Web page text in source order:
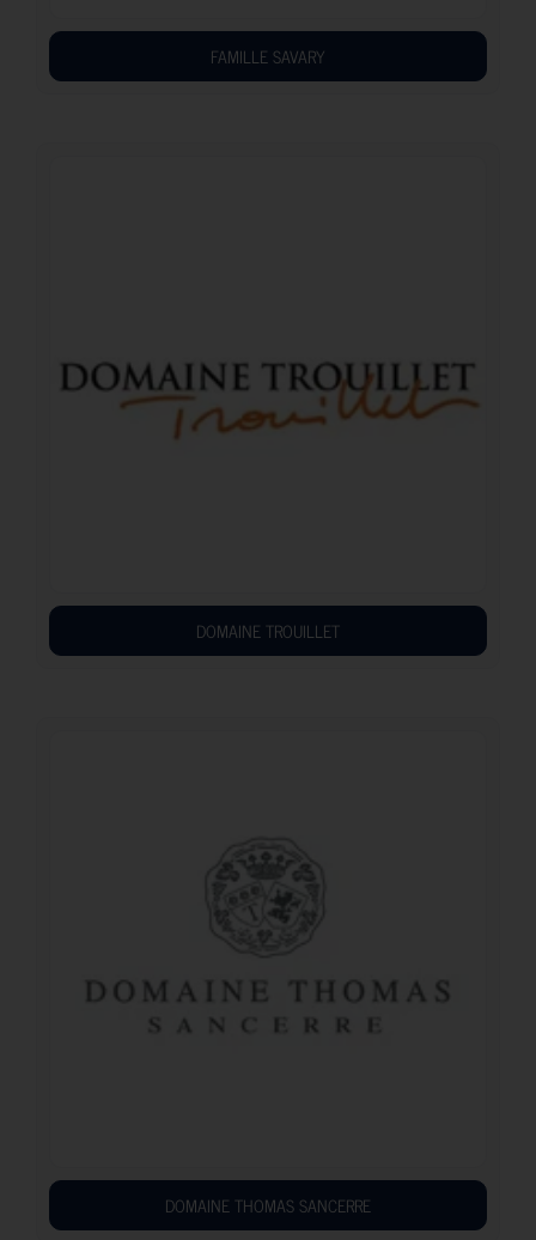
FAMILLE SAVARY
DOMAINE TROUILLET
DOMAINE THOMAS SANCERRE